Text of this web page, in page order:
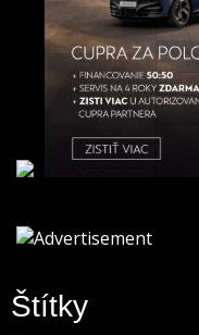
Štítky